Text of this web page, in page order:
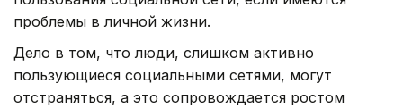
проблемы в личной жизни.
Дело в том, что люди, слишком активно
пользующиеся социальными сетями, могут
отстраняться, а это сопровождается ростом